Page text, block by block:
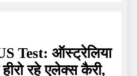
Test: ऑस्ट्रेलिया
रहे एलेक्स कैरी,